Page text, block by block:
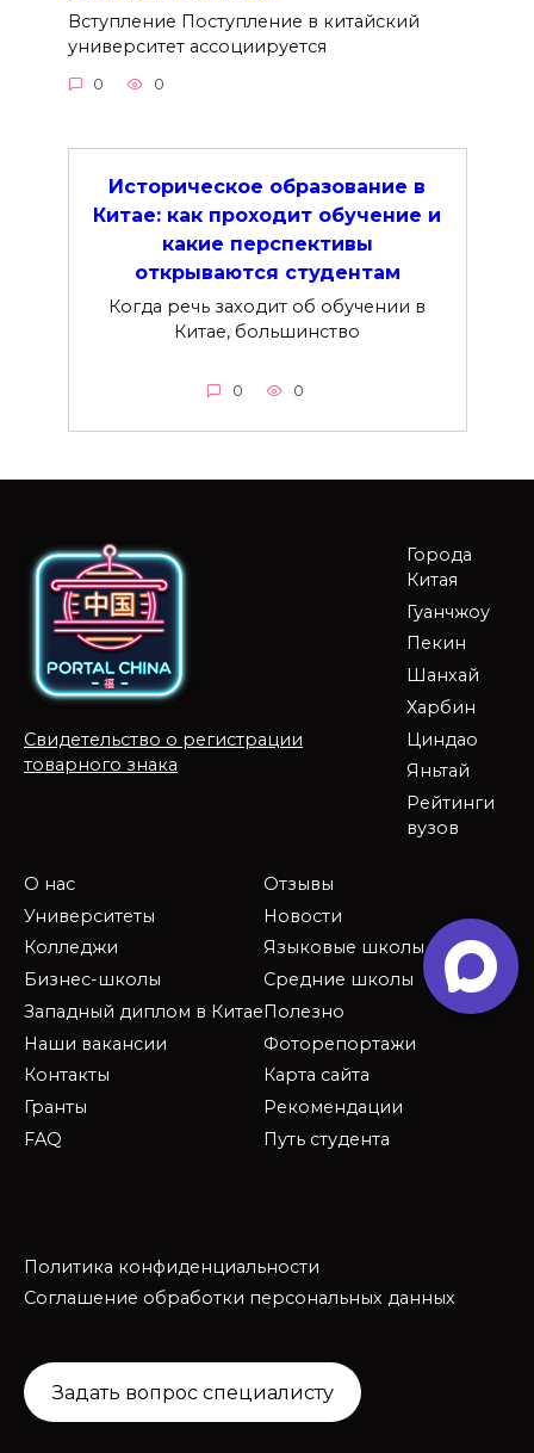
Вступление Поступление в китайский
университет ассоциируется
0 0
Историческое образование в
Китае: как проходит обучение и
какие перспективы
открываются студентам
Когда речь заходит об обучении в
Китае, большинство
0 0
Свидетельство о регистрации
товарного знака
Города
Китая
Гуанчжоу
Пекин
Шанхай
Харбин
Циндао
Яньтай
Рейтинги
вузов
О нас
Университеты
Колледжи
Бизнес-школы
Западный диплом в Китае
Наши вакансии
Контакты
Гранты
FAQ
Отзывы
Новости
Языковые школы
Средние школы
Полезно
Фоторепортажи
Карта сайта
Рекомендации
Путь студента
Политика конфиденциальности
Соглашение обработки персональных данных
Задать вопрос специалисту